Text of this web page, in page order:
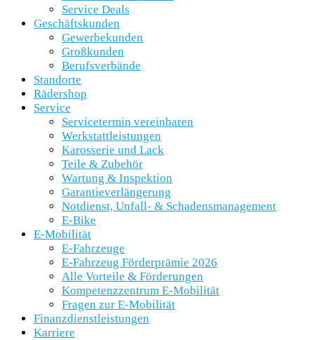
Service Deals
Geschäftskunden
Gewerbekunden
Großkunden
Berufsverbände
Standorte
Rädershop
Service
Servicetermin vereinbaren
Werkstattleistungen
Karosserie und Lack
Teile & Zubehör
Wartung & Inspektion
Garantieverlängerung
Notdienst, Unfall- & Schadensmanagement
E-Bike
E-Mobilität
E-Fahrzeuge
E-Fahrzeug Förderprämie 2026
Alle Vorteile & Förderungen
Kompetenzzentrum E-Mobilität
Fragen zur E-Mobilität
Finanzdienstleistungen
Karriere